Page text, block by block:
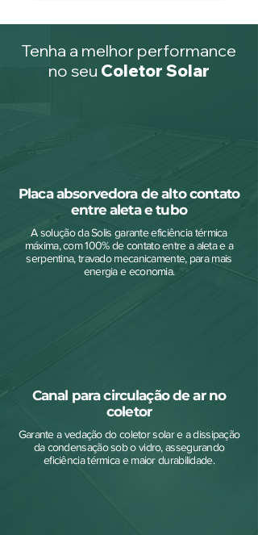
Tenha a melhor performance
no seu Coletor Solar
Placa absorvedora de alto contato
entre aleta e tubo
A solução da Solis garante eficiência térmica
máxima, com 100% de contato entre a aleta e a
serpentina, travado mecanicamente, para mais
energia e economia.
Canal para circulação de ar no
coletor
Garante a vedação do coletor solar e a dissipação
da condensação sob o vidro, assegurando
eficiência térmica e maior durabilidade.